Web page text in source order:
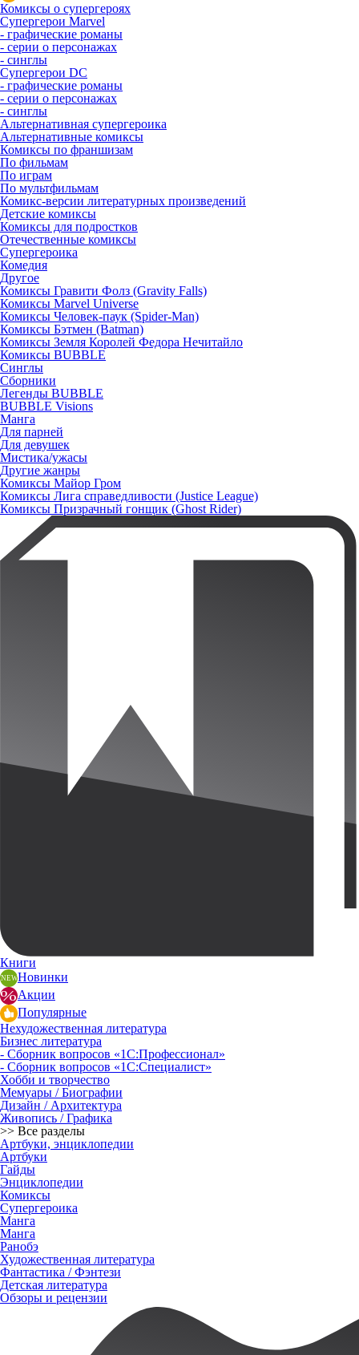
Комиксы о супергероях
Супергерои Marvel
- графические романы
- серии о персонажах
- синглы
Супергерои DC
- графические романы
- серии о персонажах
- синглы
Альтернативная супергероика
Альтернативные комиксы
Комиксы по франшизам
По фильмам
По играм
По мультфильмам
Комикс-версии литературных произведений
Детские комиксы
Комиксы для подростков
Отечественные комиксы
Супергероика
Комедия
Другое
Комиксы Гравити Фолз (Gravity Falls)
Комиксы Marvel Universe
Комиксы Человек-паук (Spider-Man)
Комиксы Бэтмен (Batman)
Комиксы Земля Королей Федора Нечитайло
Комиксы BUBBLE
Синглы
Сборники
Легенды BUBBLE
BUBBLE Visions
Манга
Для парней
Для девушек
Мистика/ужасы
Другие жанры
Комиксы Майор Гром
Комиксы Лига справедливости (Justice League)
Комиксы Призрачный гонщик (Ghost Rider)
Книги
Новинки
Акции
Популярные
Нехудожественная литература
Бизнес литература
- Сборник вопросов «1С:Профессионал»
- Сборник вопросов «1С:Специалист»
Хобби и творчество
Мемуары / Биографии
Дизайн / Архитектура
Живопись / Графика
>> Все разделы
Артбуки, энциклопедии
Артбуки
Гайды
Энциклопедии
Комиксы
Супергероика
Манга
Манга
Ранобэ
Художественная литература
Фантастика / Фэнтези
Детская литература
Обзоры и рецензии